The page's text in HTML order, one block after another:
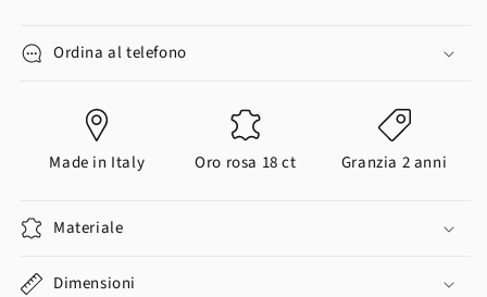
Ordina al telefono
Made in Italy Oro rosa 18 ct Granzia 2 anni
Materiale
Dimensioni